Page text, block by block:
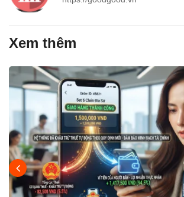
Xem thêm